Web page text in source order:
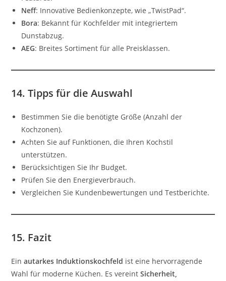
Neff: Innovative Bedienkonzepte, wie „TwistPad“.
Bora: Bekannt für Kochfelder mit integriertem
Dunstabzug.
AEG: Breites Sortiment für alle Preisklassen.
14. Tipps für die Auswahl
Bestimmen Sie die benötigte Größe (Anzahl der
Kochzonen).
Achten Sie auf Funktionen, die Ihren Kochstil
unterstützen.
Berücksichtigen Sie Ihr Budget.
Prüfen Sie den Energieverbrauch.
Vergleichen Sie Kundenbewertungen und Testberichte.
15. Fazit
Einautarkes Induktionskochfeld ist eine hervorragende
Wahl für moderne Küchen. Es vereintSicherheit,